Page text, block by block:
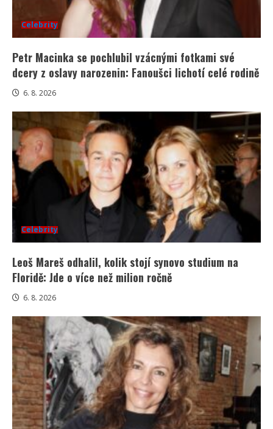
Celebrity
Petr Macinka se pochlubil vzácnými fotkami své
dcery z oslavy narozenin: Fanoušci lichotí celé rodině
6. 8. 2026
Celebrity
Leoš Mareš odhalil, kolik stojí synovo studium na
Floridě: Jde o více než milion ročně
6. 8. 2026